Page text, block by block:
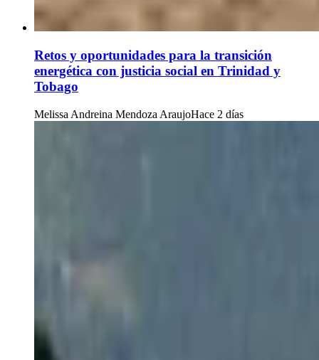
Retos y oportunidades para la transición
energética con justicia social en Trinidad y
Tobago
Melissa Andreina Mendoza AraujoHace 2 días